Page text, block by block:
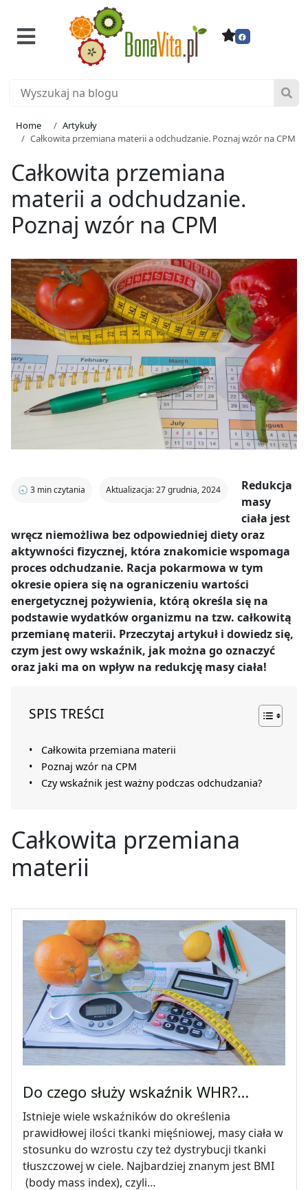
Home
Artykuły
Całkowita przemiana materii a odchudzanie. Poznaj wzór na CPM
Całkowita przemiana
materii a odchudzanie.
Poznaj wzór na CPM
🕣 3 min czytania Aktualizacja: 27 grudnia, 2024
Redukcja
masy
ciała jest
wręcz niemożliwa bez odpowiedniej diety oraz
aktywności fizycznej, która znakomicie wspomaga
proces odchudzanie. Racja pokarmowa w tym
okresie opiera się na ograniczeniu wartości
energetycznej pożywienia, którą określa się na
podstawie wydatków organizmu na tzw. całkowitą
przemianę materii. Przeczytaj artykuł i dowiedz się,
czym jest owy wskaźnik, jak można go oznaczyć
oraz jaki ma on wpływ na redukcję masy ciała!
SPIS TREŚCI
Całkowita przemiana materii
Poznaj wzór na CPM
Czy wskaźnik jest ważny podczas odchudzania?
Całkowita przemiana
materii
Do czego służy wskaźnik WHR?…
Istnieje wiele wskaźników do określenia
prawidłowej ilości tkanki mięśniowej, masy ciała w
stosunku do wzrostu czy też dystrybucji tkanki
tłuszczowej w ciele. Najbardziej znanym jest BMI
(body mass index), czyli…